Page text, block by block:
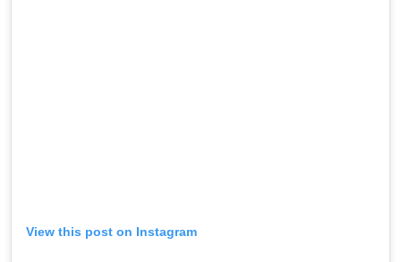
View this post on Instagram